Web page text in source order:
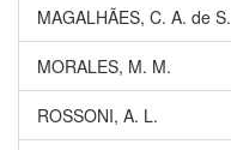
MAGALHÃES, C. A. de S.
MORALES, M. M.
ROSSONI, A. L.